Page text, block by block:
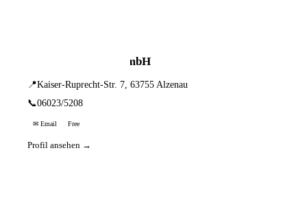
K. H. Diegelmann GmbH
📍Kaiser-Ruprecht-Str. 7, 63755 Alzenau
📞06023/5208
✉ Email Free
Profil ansehen →